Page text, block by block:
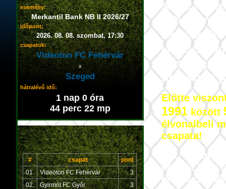
esemény:
Merkantil Bank NB II 2026/27
időpont:
2026. 08. 08. szombat, 17:30
csapatok:
Videoton FC Fehérvár
x
Szeged
hátralévő idő:
1 nap 0 óra
44 perc 20 mp
# csapat
pont
01.
Videoton FC Fehérvár
3
02.
Gyirmót FC Győr
3
Szinte
futballban
legutóbbi 35
első
esztendeje,
idényben
Előtte
1991 között
élvonalbeli
csapata!
Sőt, két
két-két klub
első